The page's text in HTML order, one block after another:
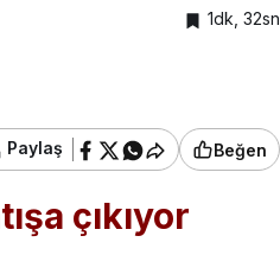
1dk, 32sn
Paylaş Beğen
çıkıyor